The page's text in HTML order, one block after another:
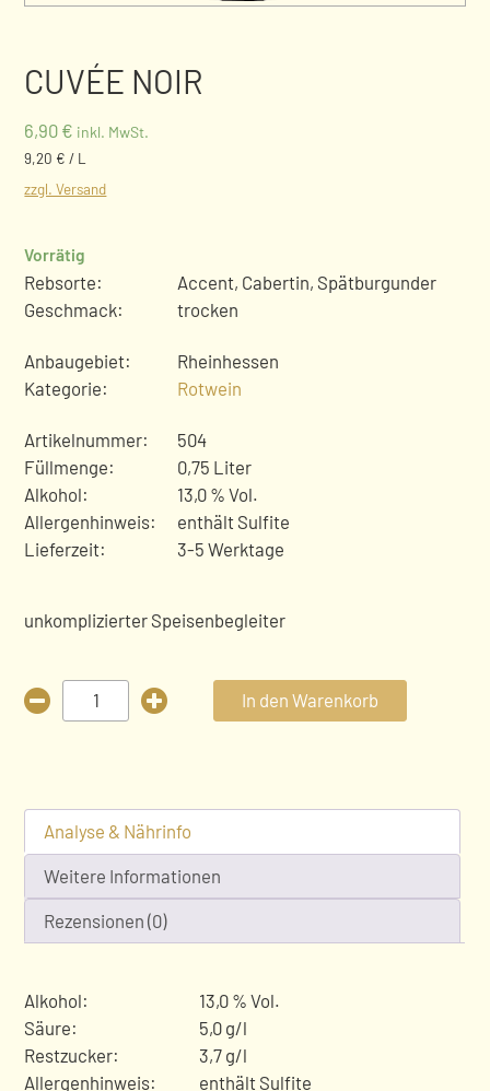
CUVÉE NOIR
6,90 € inkl. MwSt.
9,20 € / L
zzgl. Versand
Vorrätig
Rebsorte:
Accent, Cabertin, Spätburgunder
Geschmack:
trocken
Anbaugebiet:
Rheinhessen
Kategorie:
Rotwein
Artikelnummer:
504
Füllmenge:
0,75 Liter
Alkohol:
13,0 % Vol.
Allergenhinweis:
enthält Sulfite
Lieferzeit:
3-5 Werktage
unkomplizierter Speisenbegleiter
Cuvée
noir
In den Warenkorb
Analyse & Nährinfo
Weitere Informationen
Rezensionen (0)
Alkohol:
13,0 % Vol.
Säure:
5,0 g/l
Restzucker:
3,7 g/l
Allergenhinweis:
enthält Sulfite